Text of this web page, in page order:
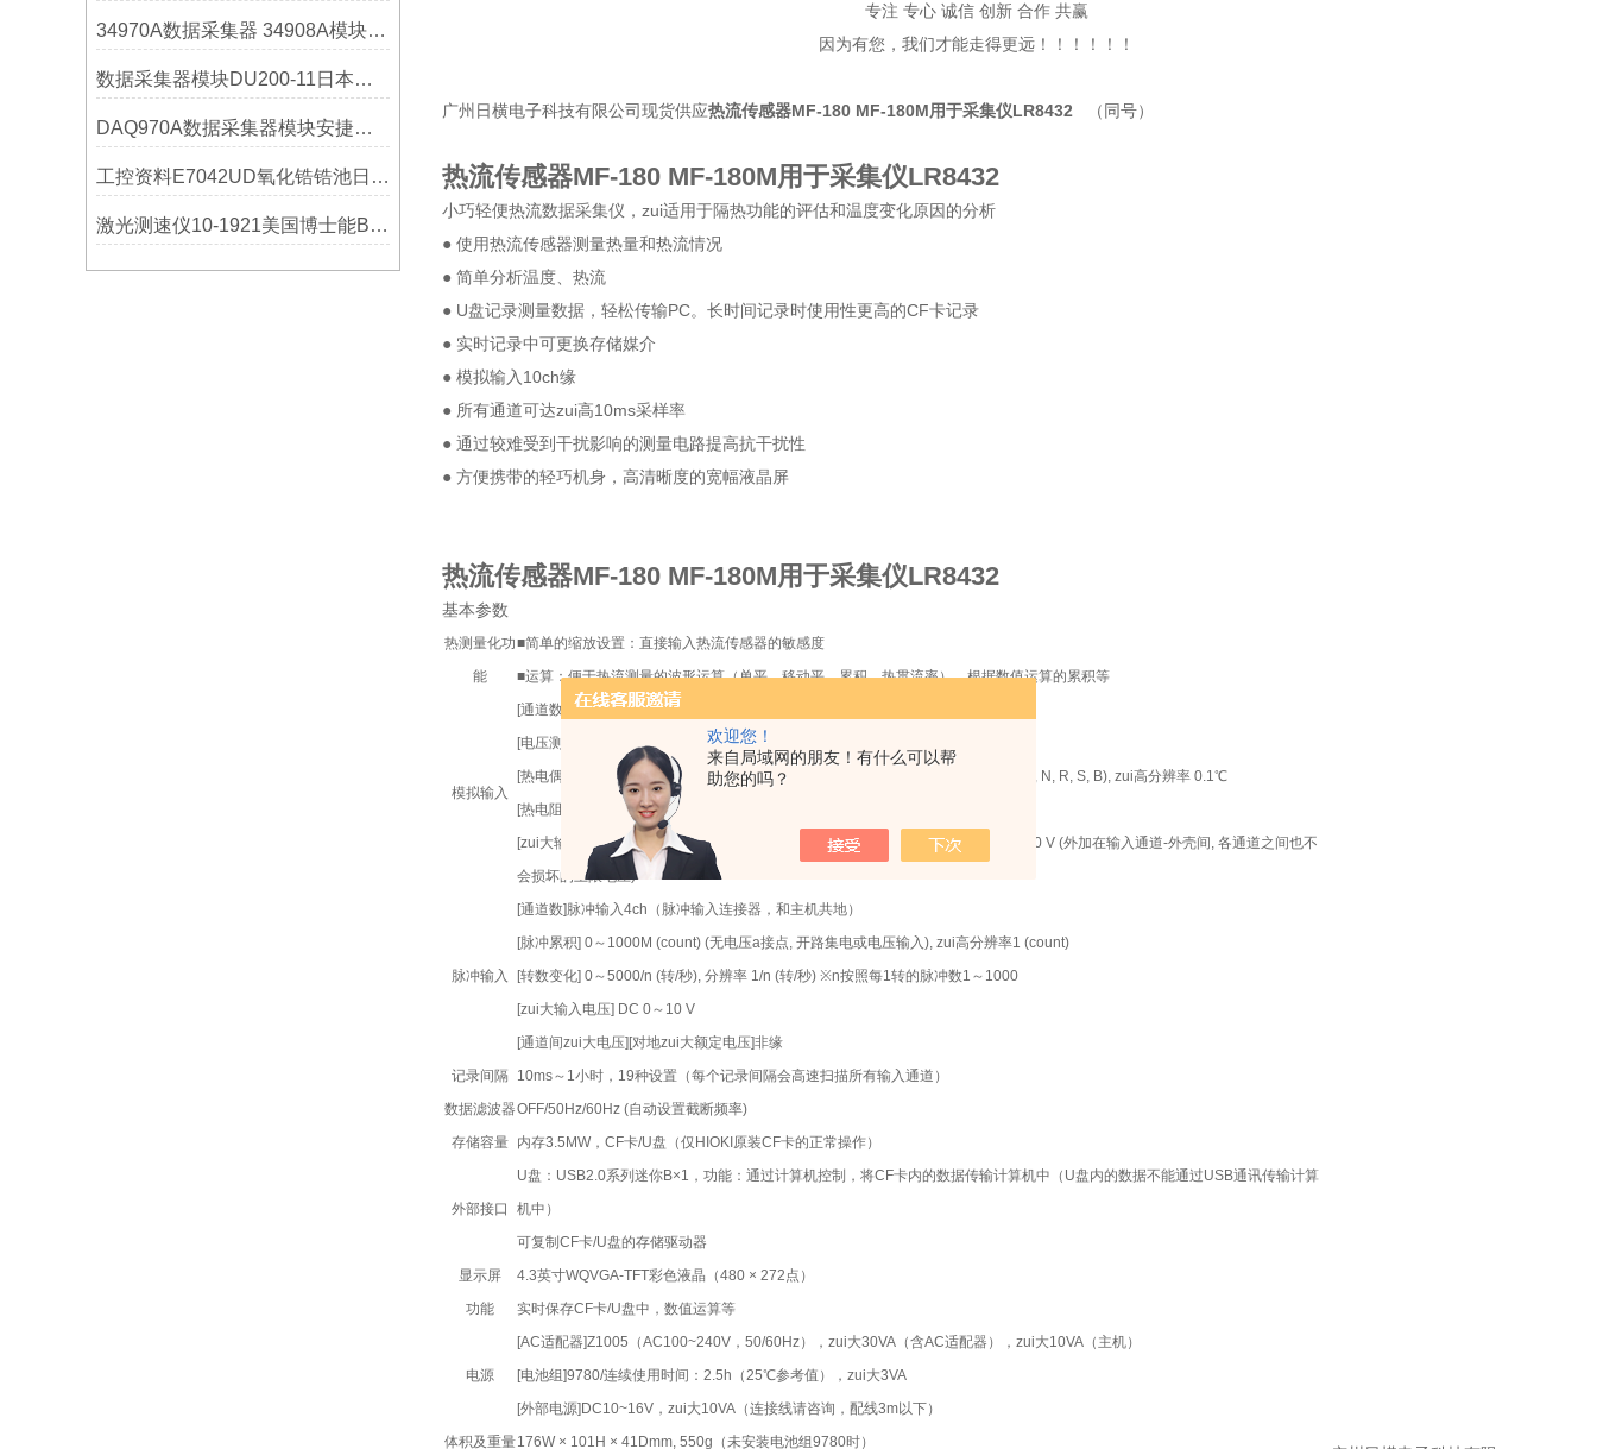
欢迎您！
来自局域网的朋友！有什么可以帮
助您的吗？
34970A数据采集器 34908A模块 美国是德科技KEYSIGHT
数据采集器模块DU200-11日本横河YOKOGAWA苏州电机概述
DAQ970A数据采集器模块安捷伦是德科技KEYSIGHT使用说明
工控资料E7042UD氧化锆锆池日本横河YOKOGAWA技术参数
激光测速仪10-1921美国博士能BUSHNELL技术参数
专注 专心 诚信 创新 合作 共赢
因为有您，我们才能走得更远！！！！！！
广州日横电子科技有限公司现货供应热流传感器MF-180 MF-180M用于采集仪LR8432 （同号）
热流传感器MF-180 MF-180M用于采集仪LR8432
小巧轻便热流数据采集仪，zui适用于隔热功能的评估和温度变化原因的分析
● 使用热流传感器测量热量和热流情况
● 简单分析温度、热流
● U盘记录测量数据，轻松传输PC。长时间记录时使用性更高的CF卡记录
● 实时记录中可更换存储媒介
● 模拟输入10ch缘
● 所有通道可达zui高10ms采样率
● 通过较难受到干扰影响的测量电路提高抗干扰性
● 方便携带的轻巧机身，高清晰度的宽幅液晶屏
热流传感器MF-180 MF-180M用于采集仪LR8432
基本参数
热测量化功
能
■简单的缩放设置：直接输入热流传感器的敏感度
■运算：便于热流测量的波形运算（单平、移动平、累积、热贯流率），根据数值运算的累积等
模拟输入
[通道数]模拟10ch扫频缘输入（2M3螺丝固定端子板）
[电压测量范围] ±10 mV～±60 V, 1-5V, zui高分辨率 500 nV
[热电偶测量范围] -200℃ ～1800℃ (根据所用传感器不同而不同), 热电偶 (K, J, E, T, N, R, S, B), zui高分辨率 0.1℃
[热电阻]无[湿度]功能
[zui大输入电压] DC 60 V [通道间zui大电压][对地zui大额定电压] AC 30 Vrms, DC 60 V (外加在输入通道-外壳间, 各通道之间也不
会损坏的上限电压)
脉冲输入
[通道数]脉冲输入4ch（脉冲输入连接器，和主机共地）
[脉冲累积] 0～1000M (count) (无电压a接点, 开路集电或电压输入), zui高分辨率1 (count)
[转数变化] 0～5000/n (转/秒), 分辨率 1/n (转/秒) ※n按照每1转的脉冲数1～1000
[zui大输入电压] DC 0～10 V
[通道间zui大电压][对地zui大额定电压]非缘
记录间隔
10ms～1小时，19种设置（每个记录间隔会高速扫描所有输入通道）
数据滤波器OFF/50Hz/60Hz (自动设置截断频率)
存储容量
内存3.5MW，CF卡/U盘（仅HIOKI原装CF卡的正常操作）
外部接口
U盘：USB2.0系列迷你B×1，功能：通过计算机控制，将CF卡内的数据传输计算机中（U盘内的数据不能通过USB通讯传输计算
机中）
可复制CF卡/U盘的存储驱动器
显示屏
4.3英寸WQVGA-TFT彩色液晶（480 × 272点）
功能
实时保存CF卡/U盘中，数值运算等
电源
[AC适配器]Z1005（AC100~240V，50/60Hz），zui大30VA（含AC适配器），zui大10VA（主机）
[电池组]9780/连续使用时间：2.5h（25℃参考值），zui大3VA
[外部电源]DC10~16V，zui大10VA（连接线请咨询，配线3m以下）
体积及重量176W × 101H × 41Dmm, 550g（未安装电池组9780时）